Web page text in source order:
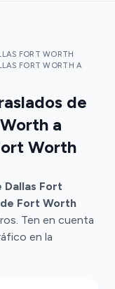
FORT WORTH
FORT WORTH A
de
a
Worth
Fort
Fort Worth
Ten en cuenta
en la